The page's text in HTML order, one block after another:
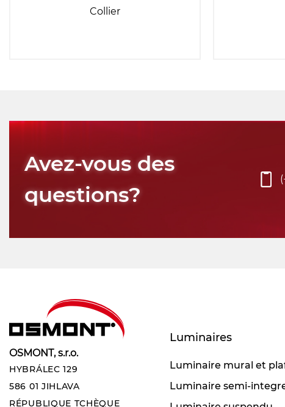
Collier
Avez-vous des
questions?
OSMONT, s.r.o.
HYBRÁLEC 129
586 01 JIHLAVA
RÉPUBLIQUE TCHÈQUE
Luminaires
Luminaire mural et
Luminaire semi-